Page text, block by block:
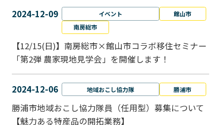
2024-12-09 イベント
館山市
南房総市
【12/15(日)】南房総市×館山市コラボ移住セミナー
「第2弾 農家現地見学会」を開催します！
2024-12-06 地域おこし協力隊 勝浦市
勝浦市地域おこし協力隊員（任用型）募集について
【魅力ある特産品の開拓業務】